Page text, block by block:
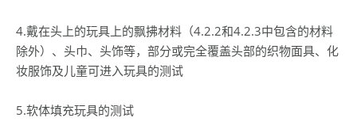
4.戴在头上的玩具上的飘拂材料（4.2.2和4.2.3中包含的材料
除外）、头巾、头饰等，部分或完全覆盖头部的织物面具、化
妆服饰及儿童可进入玩具的测试
5.软体填充玩具的测试